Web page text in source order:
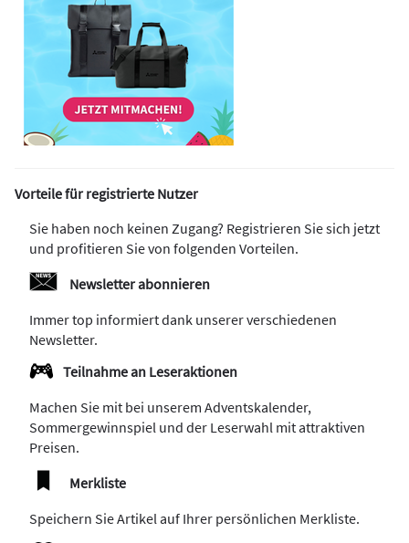
Vorteile für registrierte Nutzer
Sie haben noch keinen Zugang? Registrieren Sie sich jetzt
und profitieren Sie von folgenden Vorteilen.
Newsletter abonnieren
Immer top informiert dank unserer verschiedenen
Newsletter.
Teilnahme an Leseraktionen
Machen Sie mit bei unserem Adventskalender,
Sommergewinnspiel und der Leserwahl mit attraktiven
Preisen.
Merkliste
Speichern Sie Artikel auf Ihrer persönlichen Merkliste.